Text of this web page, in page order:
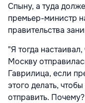
Спыну, а туда
премьер-министр
правительства
"Я тогда
Москву
Гаврилица, если
этого делать,
отправить.